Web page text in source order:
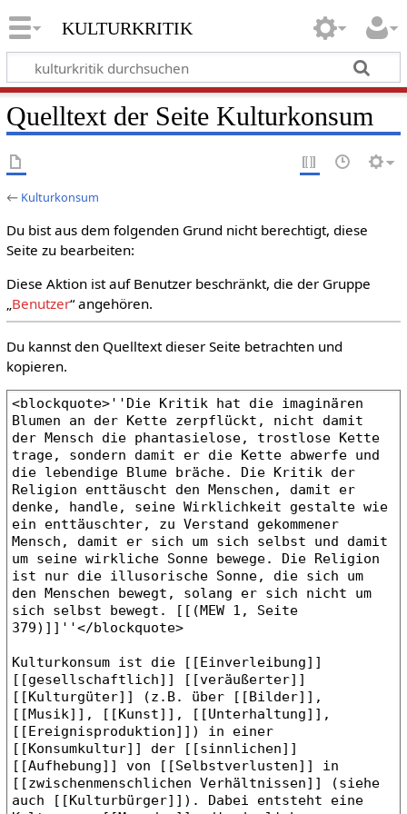
kulturkritik
Quelltext der Seite Kulturkonsum
← Kulturkonsum
Du bist aus dem folgenden Grund nicht berechtigt, diese
Seite zu bearbeiten:
Diese Aktion ist auf Benutzer beschränkt, die der Gruppe
„Benutzer“ angehören.
Du kannst den Quelltext dieser Seite betrachten und
kopieren.